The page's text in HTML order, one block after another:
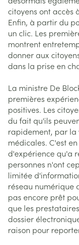
citoyens ont accès
Enfin, à partir du
un clic. Les
montrent
donner aux
dans la prise en
La ministre De
premières
positives. Les
du fait qu'ils
rapidement, par la
médicales. C'est
d'expérience qu'a
personnes n'ont
limitée
réseau numérique
pas encore prêt
que les
dossier
raison pour